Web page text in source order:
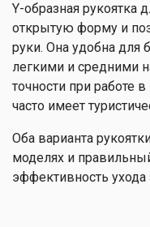
Y-образная рукоятка
открытую форму и
руки. Она удобна для
легкими и средними
точности при работе
часто имеет
Оба варианта
моделях и
эффективность ухода